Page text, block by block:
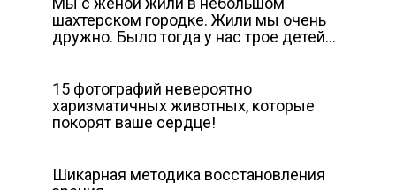
шахтерском городке. Жили мы очень
дружно. Было тогда у нас трое детей…
15 фотографий невероятно
харизматичных животных, которые
покорят ваше сердце!
Шикарная методика восстановления